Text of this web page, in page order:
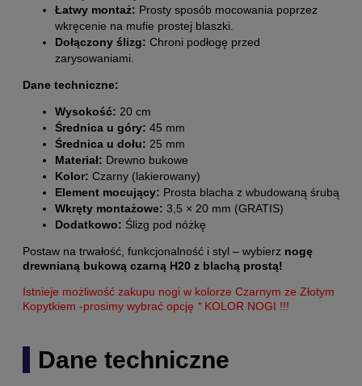
Łatwy montaż: Prosty sposób mocowania poprzez
wkręcenie na mufie prostej blaszki.
Dołączony ślizg: Chroni podłogę przed
zarysowaniami.
Dane techniczne:
Wysokość: 20 cm
Średnica u góry: 45 mm
Średnica u dołu: 25 mm
Materiał: Drewno bukowe
Kolor: Czarny (lakierowany)
Element mocujący: Prosta blacha z wbudowaną śrubą
Wkręty montażowe: 3,5 × 20 mm (GRATIS)
Dodatkowo: Ślizg pod nóżkę
Postaw na trwałość, funkcjonalność i styl – wybierz nogę
drewnianą bukową czarną H20 z blachą prostą!
Istnieje możliwość zakupu nogi w kolorze Czarnym ze Złotym
Kopytkiem -prosimy wybrać opcję *KOLOR NOGI !!!
Dane techniczne